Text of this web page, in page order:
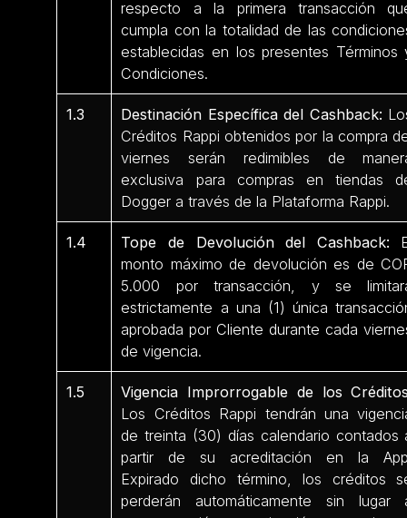
respecto a la primera transacción
cumpla con la totalidad de las
establecidas en los presentes Términos
Condiciones.
1.3 Destinación Específica del Cashback:
Créditos Rappi obtenidos por la compra
viernes serán redimibles de
exclusiva para compras en tiendas
Dogger a través de la Plataforma Rappi.
1.4 Tope de Devolución del Cashback:
monto máximo de devolución es de
5.000 por transacción, y se
estrictamente a una (1) única
aprobada por Cliente durante cada
de vigencia.
1.5
Vigencia Improrrogable de los
Los Créditos Rappi tendrán una
de treinta (30) días calendario contados
partir de su acreditación en la
Expirado dicho término, los créditos
perderán automáticamente sin lugar